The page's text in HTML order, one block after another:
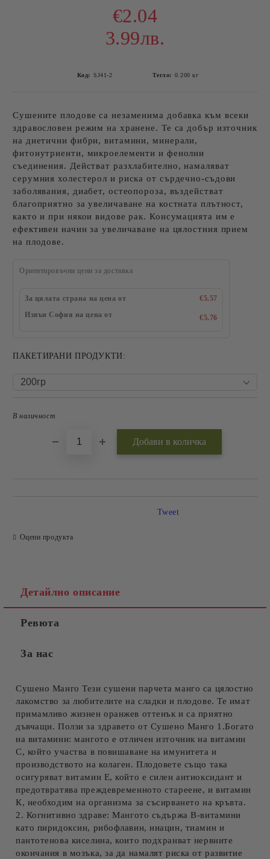
€2.04
3.99лв.
Код: SJ41-2 Тегло: 0.200 кг
Сушените плодове са незаменима добавка към всеки
здравословен режим на хранене. Те са добър източник
на диетични фибри, витамини, минерали,
фитонутриенти, микроелементи и фенолни
съединения. Действат разхлабително, намаляват
серумния холестерол и риска от сърдечно-съдови
заболявания, диабет, остеопороза, въздействат
благоприятно за увеличаване на костната плътност,
както и при някои видове рак. Консумацията им е
ефективен начин за увеличаване на цялостния прием
на плодове.
Ориентировъчни цени за доставка
За цялата страна на цена от
€5.57
Извън София на цена от
€5.76
ПАКЕТИРАНИ ПРОДУКТИ:
В наличност
Оцени продукта
Tweet
Детайлно описание
Ревюта
За нас
Сушено Манго Тези сушени парчета манго са цялостно
лакомство за любителите на сладки и плодове. Те имат
примамливо жизнен оранжев оттенък и са приятно
дъвчащи. Ползи за здравето от Сушено Манго 1.Богато
на витамини: мангото е отличен източник на витамин
С, който участва в повишаване на имунитета и
производството на колаген. Плодовете също така
осигуряват витамин Е, който е силен антиоксидант и
предотвратява преждевременното стареене, и витамин
К, необходим на организма за съсирването на кръвта.
2. Когнитивно здраве: Мангото съдържа В-витамини
като пиридоксин, рибофлавин, ниацин, тиамин и
пантотенова киселина, които подхранват нервните
окончания в мозъка, за да намалят риска от развитие